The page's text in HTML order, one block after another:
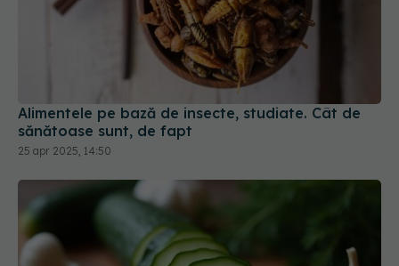
Alimentele pe bază de insecte, studiate. Cât de
sănătoase sunt, de fapt
25 apr 2025, 14:50